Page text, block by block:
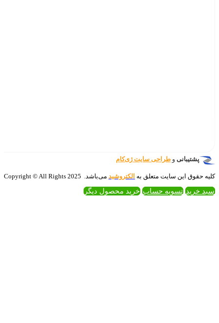
می‌باشد. 2025 Copyright © All Rights
محصول دیگر